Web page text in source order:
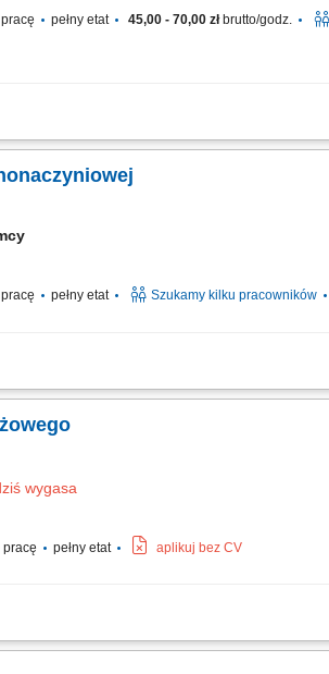
pełny etat 45,00 - 70,00 złbrutto/godz.
obsługa koparki podczas realizacji robót ziemnych,
pełny etat Szukamy kilku pracowników
realizacji prac ziemnych. Wykonywanie robót
wygasa
pracę pełny etat aplikuj bez CV
Bezpieczne wykonywanie prac zgodnie z